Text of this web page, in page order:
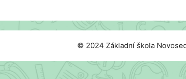
© 2024 Základní škola